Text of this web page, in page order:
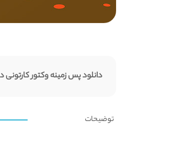
دانلود پس زمینه وکتور
توضیحات